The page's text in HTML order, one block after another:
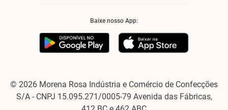
Baixe nosso App:
© 2026 Morena Rosa Indústria e Comércio de Confecções
S/A - CNPJ 15.095.271/0005-79 Avenida das Fábricas,